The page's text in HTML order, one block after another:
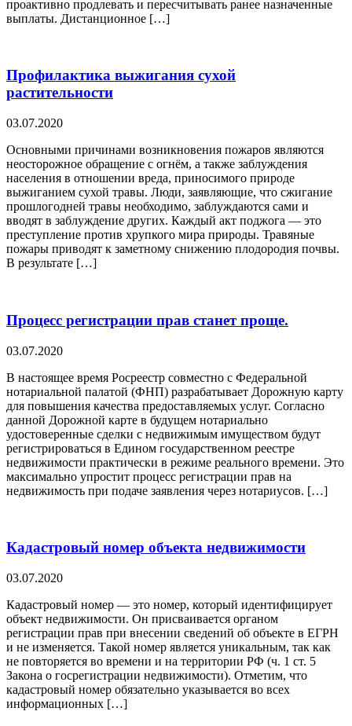
проактивно продлевать и пересчитывать ранее назначенные
выплаты. Дистанционное […]
Профилактика выжигания сухой
растительности
03.07.2020
Основными причинами возникновения пожаров являются
неосторожное обращение с огнём, а также заблуждения
населения в отношении вреда, приносимого природе
выжиганием сухой травы. Люди, заявляющие, что сжигание
прошлогодней травы необходимо, заблуждаются сами и
вводят в заблуждение других. Каждый акт поджога — это
преступление против хрупкого мира природы. Травяные
пожары приводят к заметному снижению плодородия почвы.
В результате […]
Процесс регистрации прав станет проще.
03.07.2020
В настоящее время Росреестр совместно с Федеральной
нотариальной палатой (ФНП) разрабатывает Дорожную карту
для повышения качества предоставляемых услуг. Согласно
данной Дорожной карте в будущем нотариально
удостоверенные сделки с недвижимым имуществом будут
регистрироваться в Едином государственном реестре
недвижимости практически в режиме реального времени. Это
максимально упростит процесс регистрации прав на
недвижимость при подаче заявления через нотариусов. […]
Кадастровый номер объекта недвижимости
03.07.2020
Кадастровый номер — это номер, который идентифицирует
объект недвижимости. Он присваивается органом
регистрации прав при внесении сведений об объекте в ЕГРН
и не изменяется. Такой номер является уникальным, так как
не повторяется во времени и на территории РФ (ч. 1 ст. 5
Закона о госрегистрации недвижимости). Отметим, что
кадастровый номер обязательно указывается во всех
информационных […]